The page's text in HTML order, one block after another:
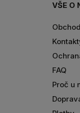
VŠE O
FAQ
Proč u